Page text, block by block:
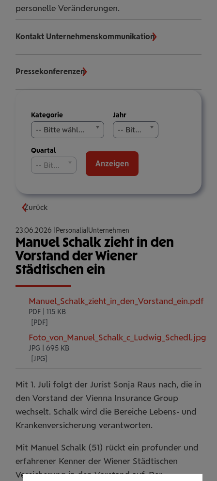
personelle Veränderungen.
Kontakt Unternehmenskommunikation
Pressekonferenzen
Meldungen
filtern
Kategorie
-- Bitte wählen Sie aus --
Jahr
-- Bitte wählen Sie aus --
Quartal
-- Bitte wählen Sie aus --
Anzeigen
Zurück
23.06.2026 Personalia Unternehmen
Manuel Schalk zieht in den
Vorstand der Wiener
Städtischen ein
Manuel_Schalk_zieht_in_den_Vorstand_ein.pdf
PDF | 115 KB
Foto_von_Manuel_Schalk_c_Ludwig_Schedl.jpg
JPG | 695 KB
Mit 1. Juli folgt der Jurist Sonja Raus nach, die in
den Vorstand der Vienna Insurance Group
wechselt. Schalk wird die Bereiche Lebens- und
Krankenversicherung verantworten.
Mit Manuel Schalk (51) rückt ein profunder und
erfahrener Kenner der Wiener Städtischen
Versicherung in den Vorstand auf. Der